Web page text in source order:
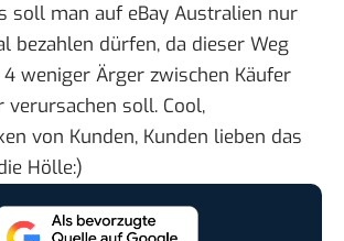
soll man auf eBay Australien nur
bezahlen dürfen, da dieser Weg
weniger Ärger zwischen Käufer
verursachen soll. Cool,
von Kunden, Kunden lieben das
Hölle:)